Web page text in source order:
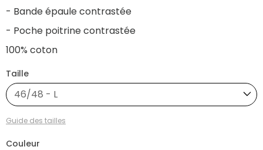
- Bande épaule contrastée
- Poche poitrine contrastée
100% coton
Couleur
Taille
46/48 - L
Guide des tailles